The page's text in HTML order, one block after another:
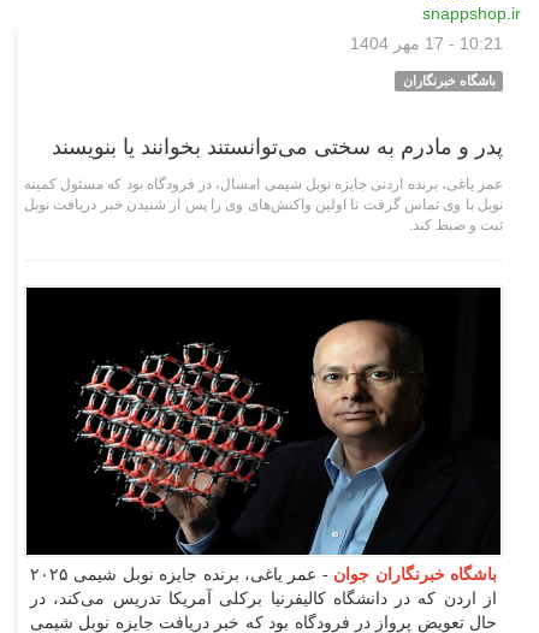
snappshop.ir
10:21 - 17 مهر 1404
باشگاه خبرنگاران
پدر و مادرم به سختی می‌توانستند بخوانند یا بنویسند
عمر یاغی، برنده اردنی جایزه نوبل شیمی امسال، در فرودگاه بود که مسئول کمیته
نوبل با وی تماس گرفت تا اولین واکنش‌های وی را پس از شنیدن خبر دریافت نوبل
ثبت و ضبط کند.
باشگاه خبرنگاران جوان
- عمر یاغی، برنده جایزه نوبل شیمی ۲۰۲۵
از اردن که در دانشگاه کالیفرنیا برکلی آمریکا تدریس می‌کند، در
حال تعویض پرواز در فرودگاه بود که خبر دریافت جایزه نوبل شیمی